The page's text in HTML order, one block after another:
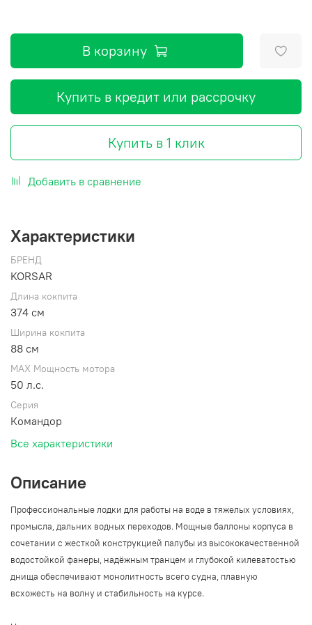
В корзину
Купить в кредит или рассрочку
Купить в 1 клик
Добавить в сравнение
Характеристики
БРЕНД
KORSAR
Длина кокпита
374 см
Ширина кокпита
88 см
MAX Мощность мотора
50 л.с.
Серия
Командор
Все характеристики
Описание
Профессиональные лодки для работы на воде в тяжелых условиях,
промысла, дальних водных переходов. Мощные баллоны корпуса в
сочетании с жесткой конструкцией палубы из высококачественной
водостойкой фанеры, надёжным транцем и глубокой килеватостью
днища обеспечивают монолитность всего судна, плавную
всхожесть на волну и стабильность на курсе.